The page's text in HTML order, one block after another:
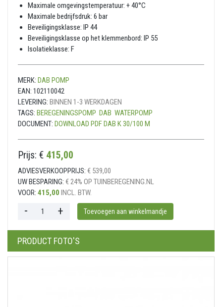
Maximale omgevingstemperatuur: + 40°C
Maximale bedrijfsdruk: 6 bar
Beveiligingsklasse: IP 44
Beveiligingsklasse op het klemmenbord: IP 55
Isolatieklasse: F
MERK: DAB POMP
EAN: 102110042
LEVERING: BINNEN 1-3 WERKDAGEN
TAGS: BEREGENINGSPOMP DAB WATERPOMP
DOCUMENT: DOWNLOAD PDF DAB K 30/100 M
Prijs: € 415,00
ADVIESVERKOOPPRIJS: € 539,00
UW BESPARING: € 24% OP TUINBEREGENING.NL
VOOR: 415,00 INCL. BTW.
PRODUCT FOTO'S